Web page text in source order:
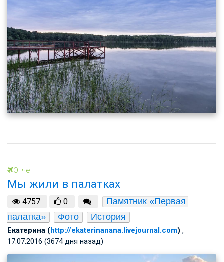
Отчет
Мы жили в палатках
4757 0
Памятник «Первая
палатка»
Фото История
Екатерина (http://ekaterinanana.livejournal.com) ,
17.07.2016 (3674 дня назад)